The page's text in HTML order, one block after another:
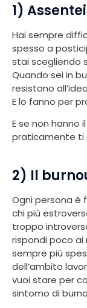
1)
Hai sempre
spesso a
stai scegliendo
Quando sei in
resistono
E lo fanno per
E se non hanno
praticamente ti
2) Il
Ogni persona è
chi più
troppo
rispondi poco
sempre più
dell’ambito
vuoi stare per
sintomo di